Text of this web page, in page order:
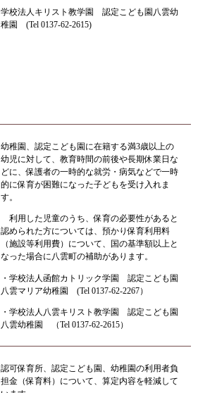
学校法人キリスト教学園 認定こども園八雲幼
稚園 (Tel 0137-62-2615)
幼稚園、認定こども園に在籍する満3歳以上の
幼児に対して、教育時間の前後や長期休業日な
どに、保護者の一時的な就労・病気などで一時
的に保育が困難になった子どもを受け入れま
す。
利用した児童のうち、保育の必要性があると
認められた方については、預かり保育利用料
（施設等利用費）について、国の基準額以上と
なった場合に八雲町の補助があります。
・学校法人函館カトリック学園 認定こども園
八雲マリア幼稚園 (Tel 0137-62-2267）
・学校法人八雲キリスト教学園 認定こども園
八雲幼稚園 （Tel 0137-62-2615）
認可保育所、認定こども園、幼稚園の利用者負
担金（保育料）について、算定内容を軽減して